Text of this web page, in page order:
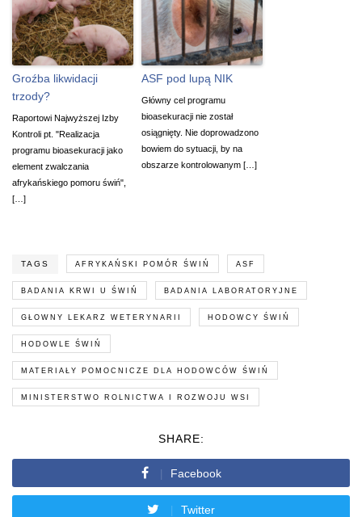
Groźba likwidacji
trzody?
Raportowi Najwyższej Izby
Kontroli pt. "Realizacja
programu bioasekuracji jako
element zwalczania
afrykańskiego pomoru świń",
[…]
ASF pod lupą NIK
Główny cel programu
bioasekuracji nie został
osiągnięty. Nie doprowadzono
bowiem do sytuacji, by na
obszarze kontrolowanym […]
TAGS AFRYKAŃSKI POMÓR ŚWIŃ ASF
BADANIA KRWI U ŚWIŃ BADANIA LABORATORYJNE
GŁOWNY LEKARZ WETERYNARII HODOWCY ŚWIŃ
HODOWLE ŚWIŃ
MATERIAŁY POMOCNICZE DLA HODOWCÓW ŚWIŃ
MINISTERSTWO ROLNICTWA I ROZWOJU WSI
SHARE:
Facebook
Twitter